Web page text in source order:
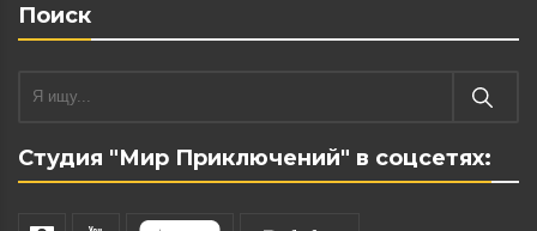
Студия "Мир Приключений" в соцсетях:
Поиск